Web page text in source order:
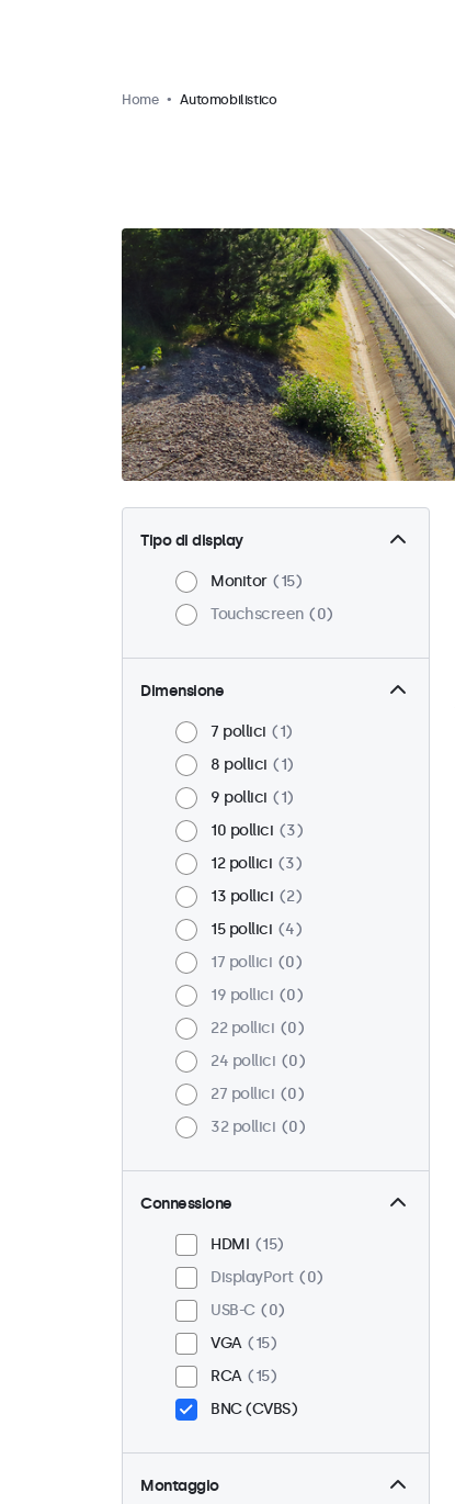
Home Automobilistico
Tipo di display
Monitor
15
Touchscreen
0
Dimensione
7 pollici
1
8 pollici
1
9 pollici
1
10 pollici
3
12 pollici
3
13 pollici
2
15 pollici
4
17 pollici
0
19 pollici
0
22 pollici
0
24 pollici
0
27 pollici
0
32 pollici
0
Connessione
HDMI
15
DisplayPort
0
USB-C
0
VGA
15
RCA
15
BNC (CVBS)
Montaggio